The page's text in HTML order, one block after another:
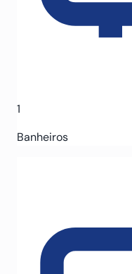
1
Banheiros